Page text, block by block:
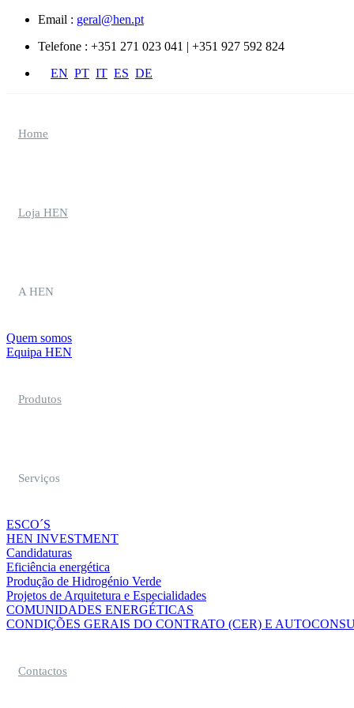
Passar para o conteúdo principal
Email : geral@hen.pt
Telefone : +351 271 023 041 | +351 927 592 824
EN PT IT ES DE
Home
Loja HEN
A HEN
Quem somos
Equipa HEN
Produtos
Serviços
ESCO´S
HEN INVESTMENT
Candidaturas
Eficiência energética
Produção de Hidrogénio Verde
Projetos de Arquitetura e Especialidades
COMUNIDADES ENERGÉTICAS
CONDIÇÕES GERAIS DO CONTRATO (CER) E
Contactos